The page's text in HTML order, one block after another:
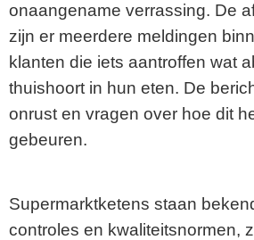
onaangename verrassing. De
zijn er meerdere meldingen
klanten die iets aantroffen wat
thuishoort in hun eten. De
onrust en vragen over hoe dit
gebeuren.
Supermarktketens staan
controles en kwaliteitsnormen,